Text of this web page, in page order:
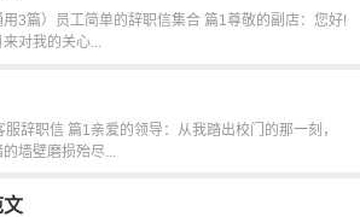
3篇）员工简单的辞职信集合 篇1尊敬的副店：您好!
对我的关心...
辞职信 篇1亲爱的领导：从我踏出校门的那一刻，
墙壁磨损殆尽...
文